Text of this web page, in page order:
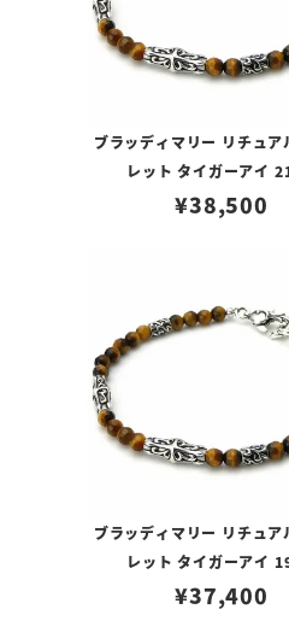
ブラッディマリー リチュア
レット タイガーアイ
¥38,500
ブラッディマリー リチュア
レット タイガーアイ
¥37,400